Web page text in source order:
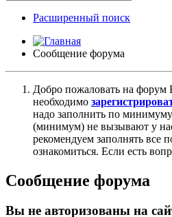
Расширенный поиск
Сообщение форума
Добро пожаловать на форум
необходимо
надо заполнить по
(минимум) не вызывают у
рекомендуем заполнять все
ознакомиться. Если есть
Сообщение форума
Вы не авторизованы на